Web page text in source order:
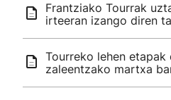
Frantziako Tourrak
irteeran izango diren
Tourreko lehen etapak
zaleentzako martxa